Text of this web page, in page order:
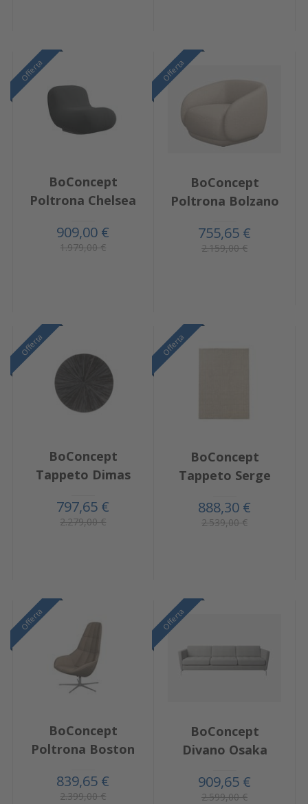
Offerta
BoConcept
Poltrona Chelsea
909,00 €
1.979,00 €
Offerta
BoConcept
Poltrona Bolzano
755,65 €
2.159,00 €
Offerta
BoConcept
Tappeto Dimas
797,65 €
2.279,00 €
Offerta
BoConcept
Tappeto Serge
888,30 €
2.539,00 €
Offerta
BoConcept
Poltrona Boston
839,65 €
2.399,00 €
Offerta
BoConcept
Divano Osaka
909,65 €
2.599,00 €